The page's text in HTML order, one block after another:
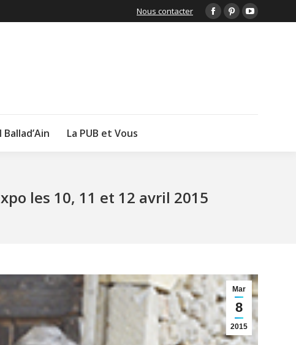
Nous contacter
Facebook
PinterestYouTube
Ballad’Ain La PUB et Vous
les 10, 11 et 12 avril 2015
Mar
8
2015